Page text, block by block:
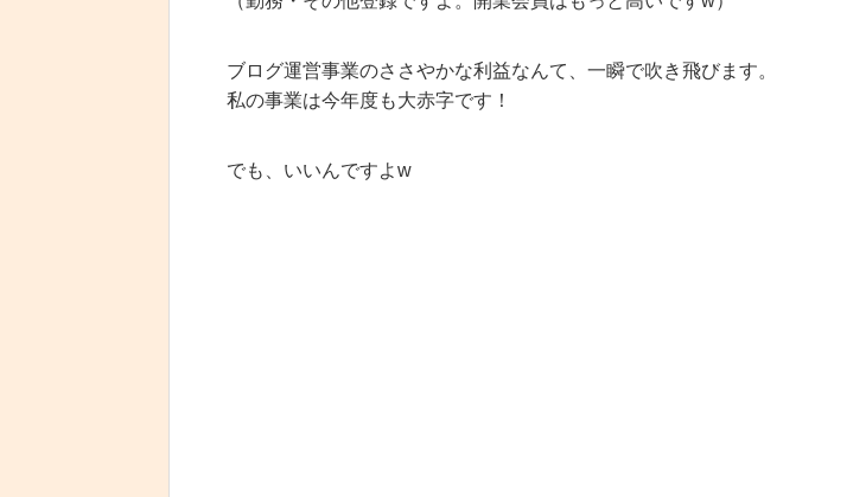
ブログ運営事業のささやかな利益なんて、一瞬で吹き飛びます。
私の事業は今年度も大赤字です！
でも、いいんですよw